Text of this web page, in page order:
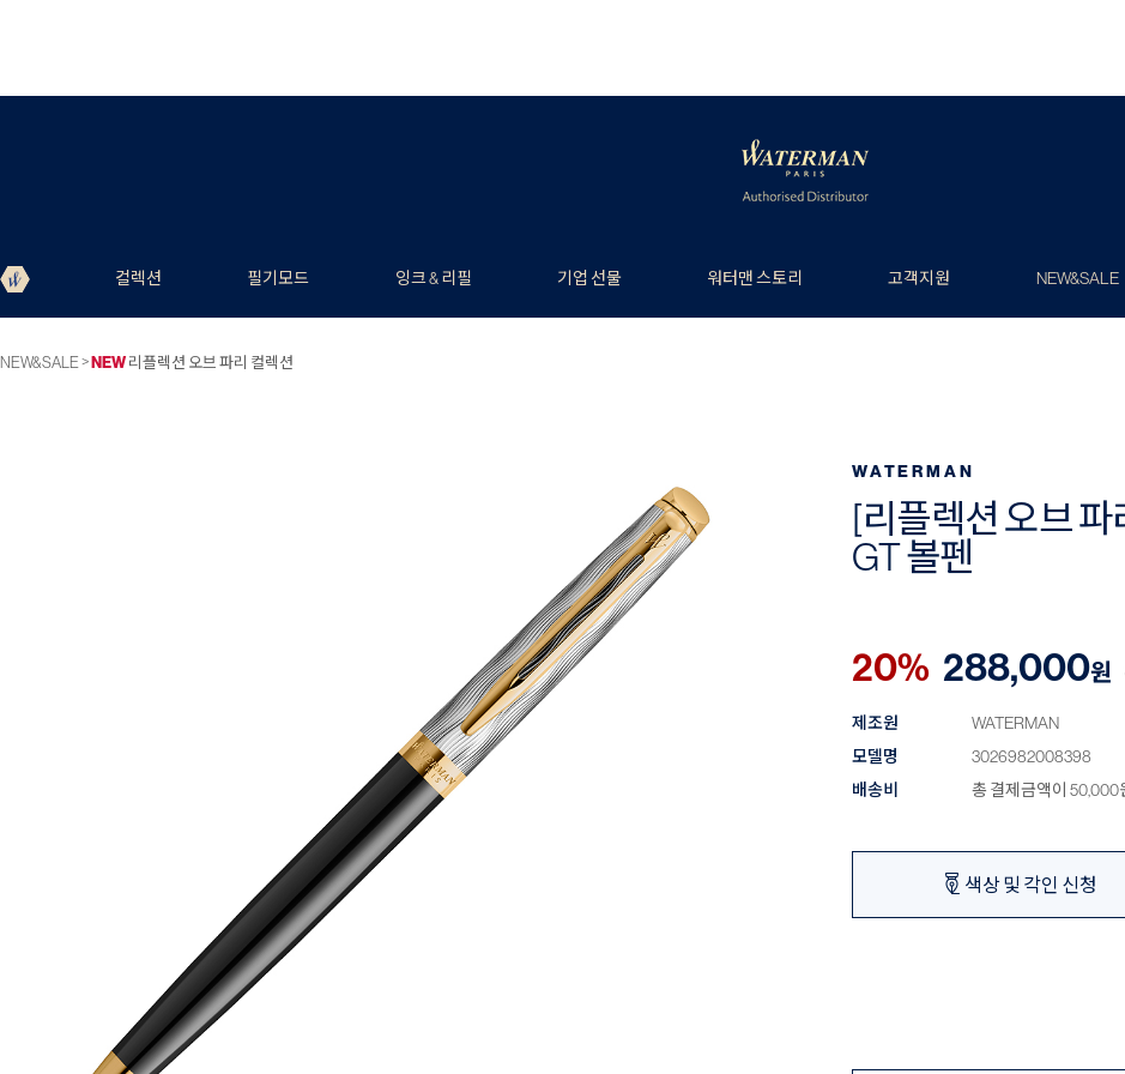
컬렉션 필기모드 잉크 & 리필 기업 선물 워터맨 스토리 고객지원 NEW&SALE
NEW&SALE>NEW리플렉션 오브 파리 컬렉션
WATERMAN
[리플렉션 오브
GT 볼펜
20% 288,000원
제조원
WATERMAN
모델명
3026982008398
배송비
총 결제금액이 50,000
색상 및 각인 신청